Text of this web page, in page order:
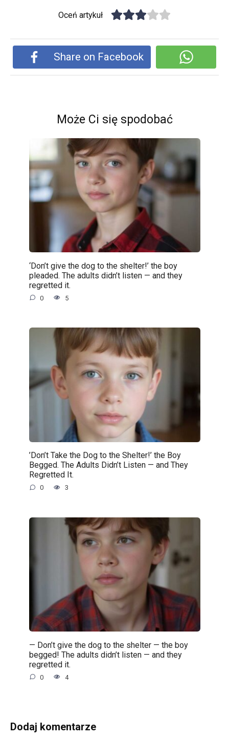
Oceń artykuł
Share on Facebook
Może Ci się spodobać
‘Don’t give the dog to the shelter!’ the boy
pleaded. The adults didn’t listen — and they
regretted it.
0 5
’Don’t Take the Dog to the Shelter!’ the Boy
Begged. The Adults Didn’t Listen — and They
Regretted It.
0 3
— Don’t give the dog to the shelter — the boy
begged! The adults didn’t listen — and they
regretted it.
0 4
Dodaj komentarze